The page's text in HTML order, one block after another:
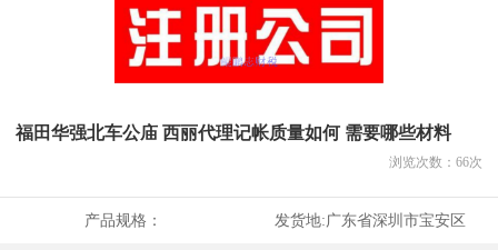
福田华强北车公庙 西丽代理记帐质量如何 需要哪些材料
浏览次数： 66次
产品规格： 发货地:广东省深圳市宝安区